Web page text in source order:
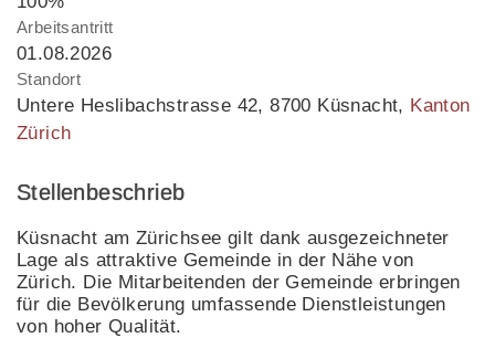
Arbeitsantritt
01.08.2026
Standort
Untere Heslibachstrasse 42,8700 Küsnacht, Kanton
Zürich
Stellenbeschrieb
Küsnacht am Zürichsee gilt dank ausgezeichneter
Lage als attraktive Gemeinde in der Nähe von
Zürich. Die Mitarbeitenden der Gemeinde erbringen
für die Bevölkerung umfassende Dienstleistungen
von hoher Qualität.